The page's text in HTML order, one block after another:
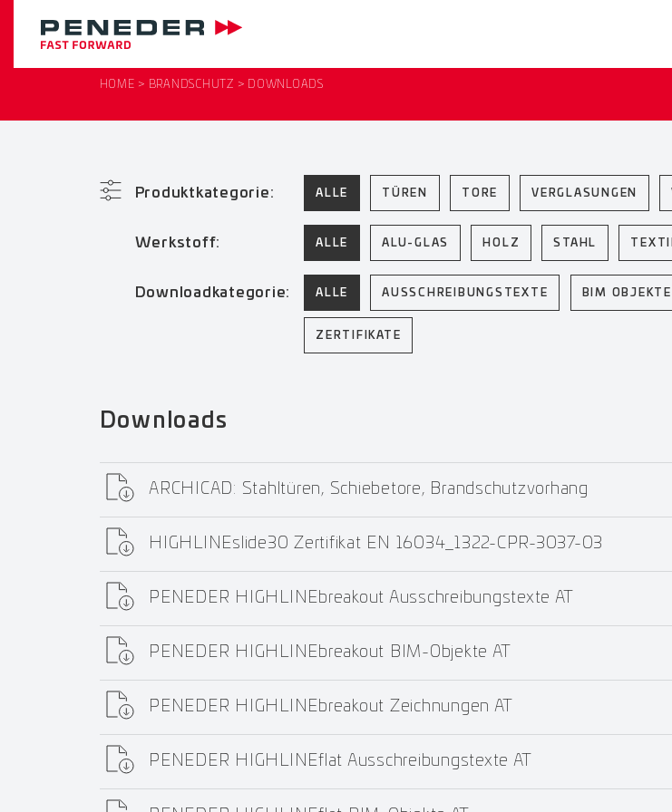
HOME BRANDSCHUTZ DOWNLOADS
Produktkategorie: ALLE TÜREN TORE VERGLASUNGEN
Werkstoff: ALLE ALU-GLAS HOLZ STAHL
Downloadkategorie: ALLE AUSSCHREIBUNGSTEXTE BIM OBJEKTE
ZERTIFIKATE
Downloads
ARCHICAD: Stahltüren, Schiebetore, Brandschutzvorhang
HIGHLINEslide30 Zertifikat EN 16034_1322-CPR-3037-03
PENEDER HIGHLINEbreakout Ausschreibungstexte AT
PENEDER HIGHLINEbreakout BIM-Objekte AT
PENEDER HIGHLINEbreakout Zeichnungen AT
PENEDER HIGHLINEflat Ausschreibungstexte AT